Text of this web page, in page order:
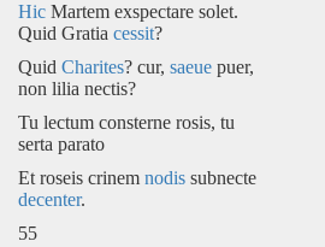
Hic Martem exspectare solet.
Quid Gratia cessit?
Quid Charites? cur, saeue puer,
non lilia nectis?
Tu lectum consterne rosis, tu
serta parato
Et roseis crinem nodis subnecte
decenter.
55